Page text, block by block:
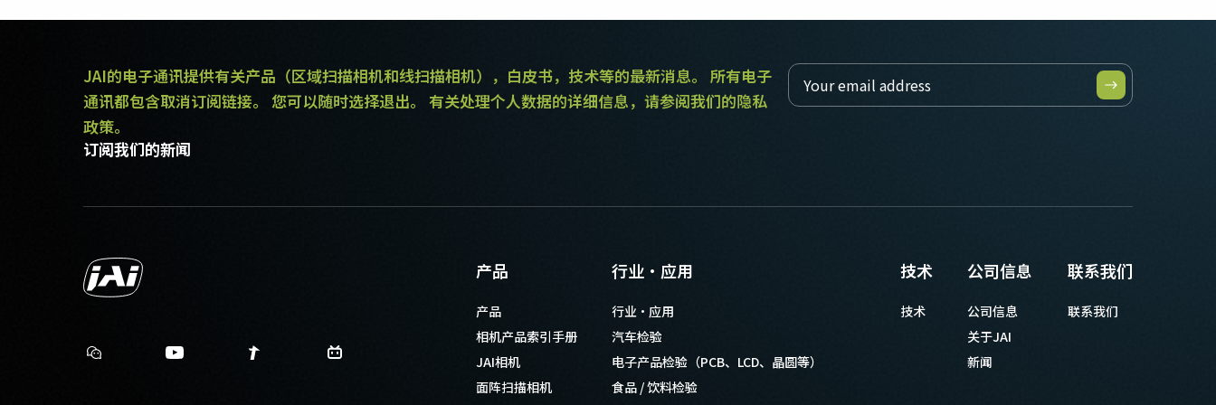
JAI的电子通讯提供有关产品（区域扫描相机和线扫描相机），白皮书，技术等的最新消息。 所有电子
通讯都包含取消订阅链接。 您可以随时选择退出。 有关处理个人数据的详细信息，请参阅我们的隐私
政策。
订阅我们的新闻
产品
产品
相机产品索引手册
JAI相机
面阵扫描相机
行业·应用
行业·应用
汽车检验
电子产品检验（PCB、LCD、晶圆等）
食品 / 饮料检验
技术
技术
公司信息
公司信息
关于JAI
新闻
联系我们
联系我们